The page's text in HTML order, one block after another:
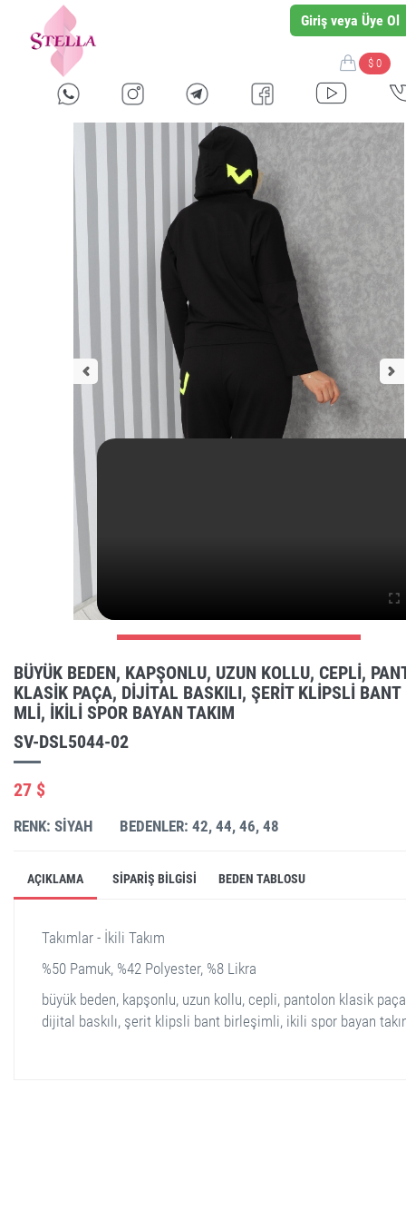
Giriş veya Üye Ol
$ 0
BÜYÜK BEDEN, KAPŞONLU, UZUN KOLLU, CEPLI,
KLASIK PAÇA, DIJITAL BASKILI, ŞERIT KLIPSLI BANT
MLI, IKILI SPOR BAYAN TAKIM
SV-DSL5044-02
27 $
RENK: SIYAH BEDENLER: 42, 44, 46, 48
AÇIKLAMA SIPARIŞ BILGISI BEDEN TABLOSU
Takımlar - İkili Takım
%50 Pamuk, %42 Polyester, %8 Likra
büyük beden, kapşonlu, uzun kollu, cepli, pantolon klasik
dijital baskılı, şerit klipsli bant birleşimli, ikili spor bayan